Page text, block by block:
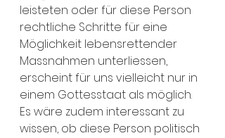
leisteten oder für diese Person
rechtliche Schritte für eine
Möglichkeit lebensrettender
Massnahmen unterliessen,
erscheint für uns vielleicht nur in
einem Gottesstaat als möglich.
Es wäre zudem interessant zu
wissen, ob diese Person politisch